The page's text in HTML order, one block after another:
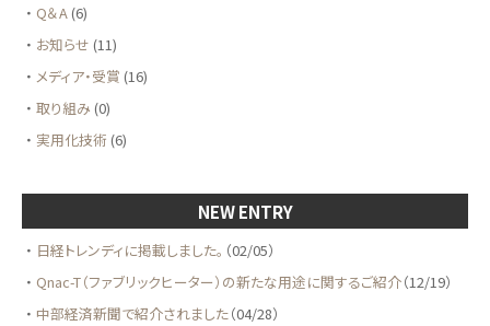
Q＆A(6)
お知らせ (11)
メディア・受賞 (16)
取り組み (0)
実用化技術 (6)
NEW ENTRY
日経トレンディに掲載しました。 （02/05）
Qnac-T（ファブリックヒーター）の新たな用途に関するご紹介（12/19）
中部経済新聞で紹介されました（04/28）